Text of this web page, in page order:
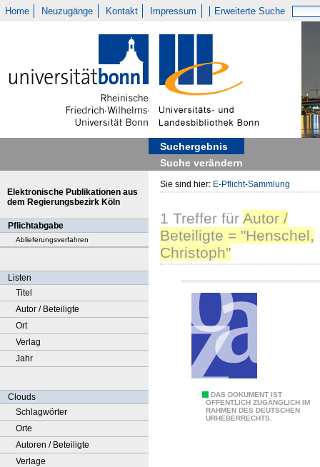
Home Neuzugänge Kontakt Impressum Erweiterte Suche
Suchergebnis
Suche verändern
Elektronische Publikationen aus
dem Regierungsbezirk Köln
Pflichtabgabe
Ablieferungsverfahren
Listen
Titel
Autor / Beteiligte
Ort
Verlag
Jahr
Clouds
Schlagwörter
Orte
Autoren / Beteiligte
Verlage
Sie sind hier: E-Pflicht-Sammlung
1 Treffer für Autor /
Beteiligte = "Henschel,
Christoph"
DAS DOKUMENT IST
ÖFFENTLICH ZUGÄNGLICH IM
RAHMEN DES DEUTSCHEN
URHEBERRECHTS.